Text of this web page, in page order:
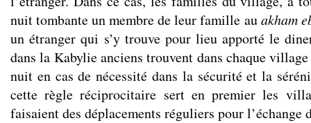
nuit tombante un membre de leur famille auakham
un étranger qui s’y trouve pour lieu apporté le
dans la Kabylie anciens trouvent dans chaque
nuit en cas de nécessité dans la sécurité et la
cette règle réciprocitaire sert en premier les
faisaient des déplacements réguliers pour l’échange